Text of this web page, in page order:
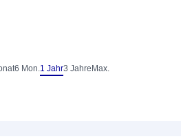
6 Mon.1 Jahr3 Jahre Max.